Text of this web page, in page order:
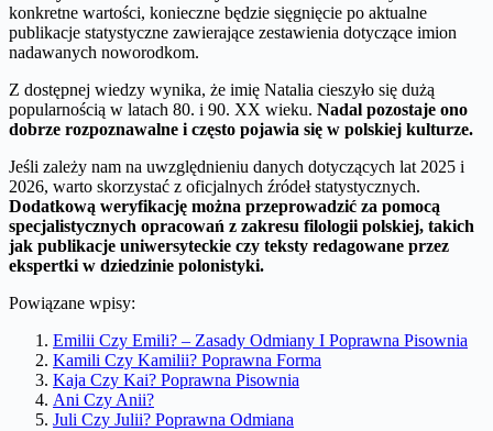
konkretne wartości, konieczne będzie sięgnięcie po aktualne
publikacje statystyczne zawierające zestawienia dotyczące imion
nadawanych noworodkom.
Z dostępnej wiedzy wynika, że imię Natalia cieszyło się dużą
popularnością w latach 80. i 90. XX wieku. Nadal pozostaje ono
dobrze rozpoznawalne i często pojawia się w polskiej kulturze.
Jeśli zależy nam na uwzględnieniu danych dotyczących lat 2025 i
2026, warto skorzystać z oficjalnych źródeł statystycznych.
Dodatkową weryfikację można przeprowadzić za pomocą
specjalistycznych opracowań z zakresu filologii polskiej, takich
jak publikacje uniwersyteckie czy teksty redagowane przez
ekspertki w dziedzinie polonistyki.
Powiązane wpisy:
Emilii Czy Emili? – Zasady Odmiany I Poprawna Pisownia
Kamili Czy Kamilii? Poprawna Forma
Kaja Czy Kai? Poprawna Pisownia
Ani Czy Anii?
Juli Czy Julii? Poprawna Odmiana